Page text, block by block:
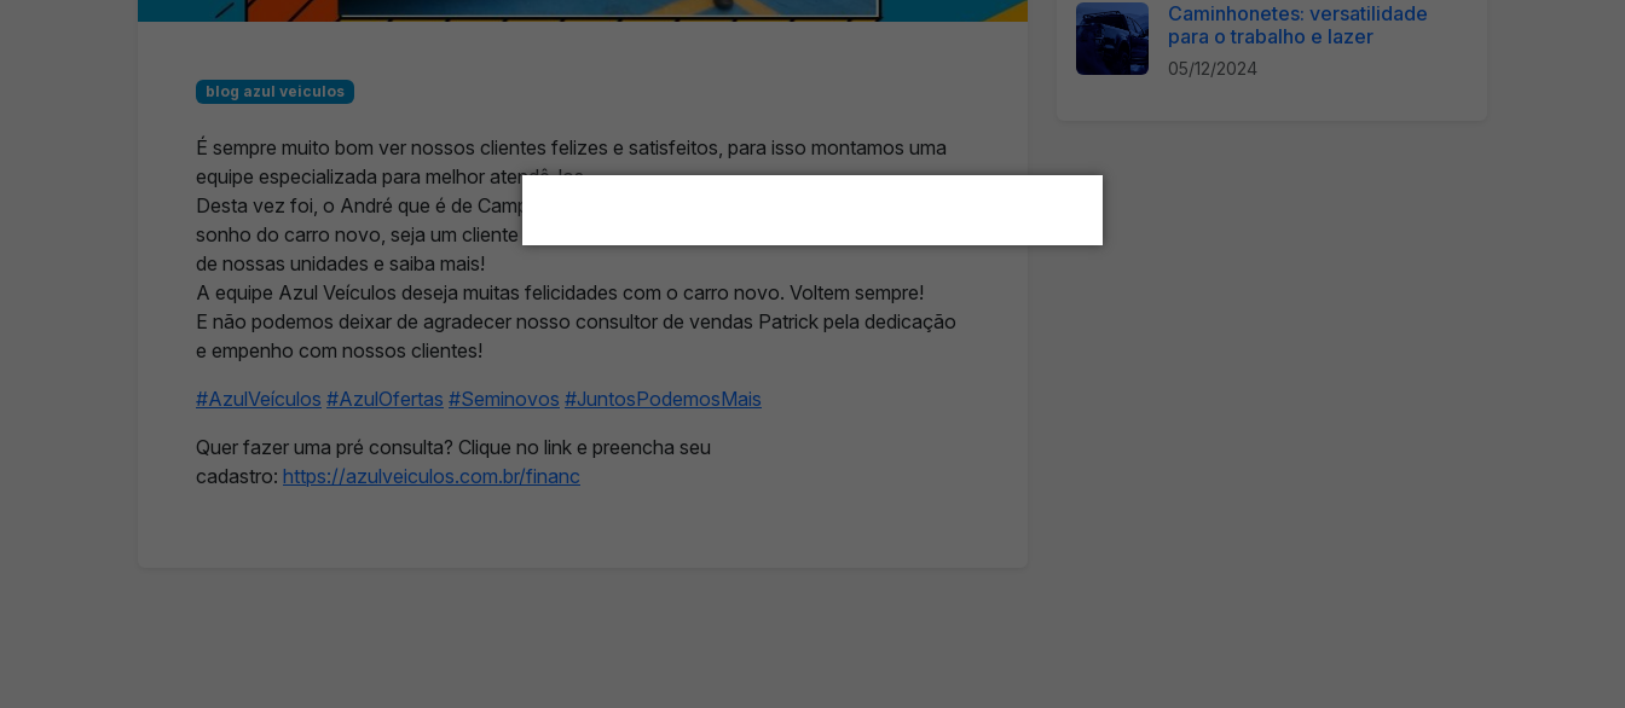
blog azul veiculos
É sempre muito bom ver nossos clientes felizes e satisfeitos, para isso montamos uma
equipe especializada para melhor atendê-los.
Desta vez foi, o André que é de Campinas e confiou em nossa empresa e realizou o
sonho do carro novo, seja um cliente Azul também! Faça igual a ele! Ligue ou visite uma
de nossas unidades e saiba mais!
A equipe Azul Veículos deseja muitas felicidades com o carro novo. Voltem sempre!
E não podemos deixar de agradecer nosso consultor de vendas Patrick pela dedicação
e empenho com nossos clientes!
#AzulVeículos #AzulOfertas #Seminovos #JuntosPodemosMais
Quer fazer uma pré consulta? Clique no link e preencha seu
cadastro: https://azulveiculos.com.br/financ
Caminhonetes: versatilidade
para o trabalho e lazer
05/12/2024